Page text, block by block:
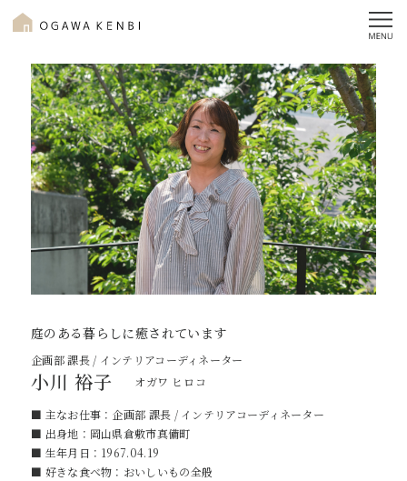
庭のある暮らしに癒されています
企画部 課長 / インテリアコーディネーター
小川 裕子 オガワ ヒロコ
■ 主なお仕事：企画部 課長 / インテリアコーディネーター
■ 出身地：岡山県倉敷市真備町
■ 生年月日：1967.04.19
■ 好きな食べ物：おいしいもの全般